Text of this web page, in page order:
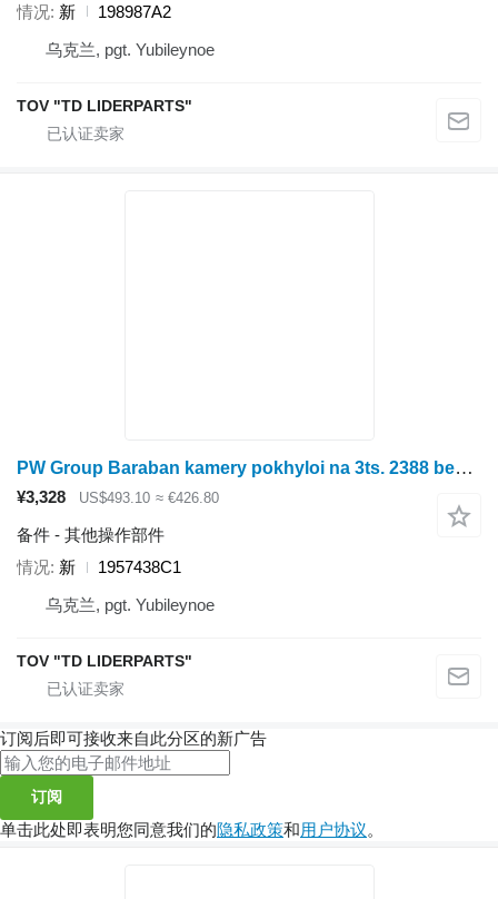
情况 新
198987A2
乌克兰, pgt. Yubileynoe
TOV "TD LIDERPARTS"
PW Group Baraban kamery pokhyloi na 3ts. 2388 bez vpadyn pod tsepy 4 1957438C1
¥3,328 US$493.10 ≈ €426.80
备件 - 其他操作部件
情况 新
1957438C1
乌克兰, pgt. Yubileynoe
TOV "TD LIDERPARTS"
订阅后即可接收来自此分区的新广告
订阅
单击此处即表明您同意我们的隐私政策和用户协议。